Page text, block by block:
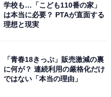
： All About ニュース お買
キングまで、毎日のお買いも
る情報をお届け。編集部員によ
入らない情報も満載です。
...続きを読む
学校も…「こども110番の家」
は本当に必要？ PTAが直面する
理想と現実
「青春18きっぷ」販売激減の裏
に何が？ 連続利用の厳格化だけ
ではない「本当の理由」